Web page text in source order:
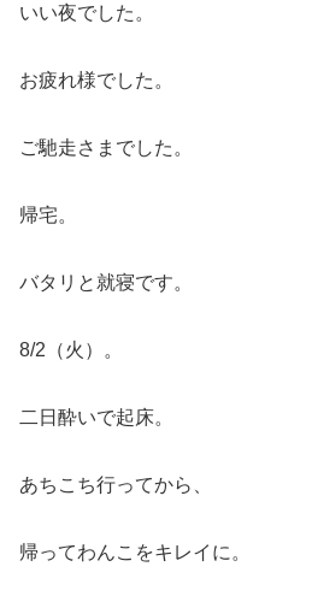
いい夜でした。
お疲れ様でした。
ご馳走さまでした。
帰宅。
バタリと就寝です。
8/2（火）。
二日酔いで起床。
あちこち行ってから、
帰ってわんこをキレイに。